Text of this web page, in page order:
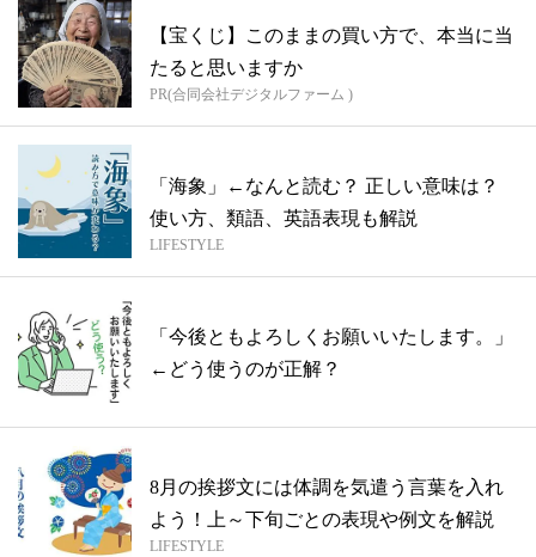
【宝くじ】このままの買い方で、本当に当
たると思いますか
PR(合同会社デジタルファーム )
「海象」←なんと読む？ 正しい意味は？
使い方、類語、英語表現も解説
LIFESTYLE
「今後ともよろしくお願いいたします。」
←どう使うのが正解？
8月の挨拶文には体調を気遣う言葉を入れ
よう！上～下旬ごとの表現や例文を解説
LIFESTYLE